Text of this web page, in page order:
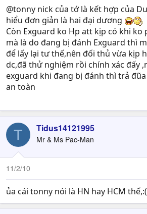
@tonny nick của tớ là kết hợp của
hiểu đơn giản là hai đại dương
Còn Exguard ko Hp att kịp có khi ko
mà là do đang bị đánh Exguard thì
để lấy lại tư thế,nên đối thủ vừa kịp
dc,đã thử nghiệm rồi chính xác đấy
exguard khi đang bị đánh thì trả
an toàn
T Tidus14121995
Mr & Ms Pac-Man
11/2/10
ủa cái tonny nói là HN hay HCM